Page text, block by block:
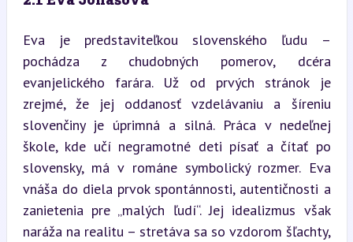
Eva je predstaviteľkou slovenského ľudu –
pochádza z chudobných pomerov, dcéra
evanjelického farára. Už od prvých stránok je
zrejmé, že jej oddanosť vzdelávaniu a šíreniu
slovenčiny je úprimná a silná. Práca v nedeľnej
škole, kde učí negramotné deti písať a čítať po
slovensky, má v románe symbolický rozmer. Eva
vnáša do diela prvok spontánnosti, autentičnosti a
zanietenia pre „malých ľudí“. Jej idealizmus však
naráža na realitu – stretáva sa so vzdorom šľachty,